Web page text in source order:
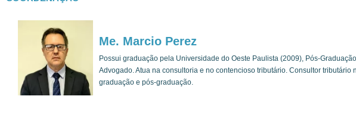
Me. Marcio Perez
Possui graduação pela Universidade do Oeste Paulista (2009), Pós-
Advogado. Atua na consultoria e no contencioso tributário. Consultor
graduação e pós-graduação.